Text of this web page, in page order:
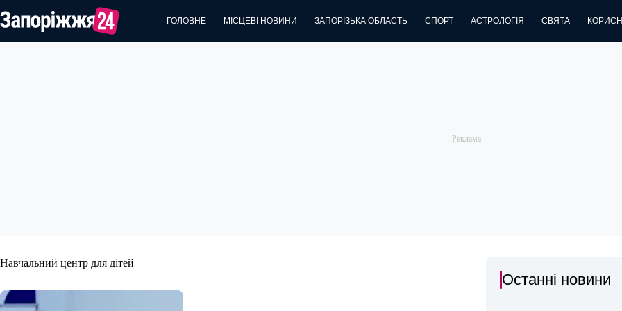
до
вмісту
ГОЛОВНЕ МІСЦЕВІ НОВИНИ ЗАПОРІЗЬКА ОБЛАСТЬ СПОРТ АСТРОЛОГІЯ СВЯТА
Навчальний центр для дітей
Останні новини